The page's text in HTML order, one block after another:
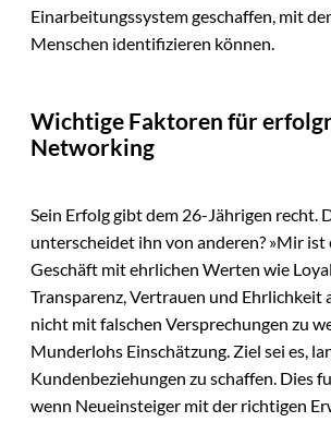
Einarbeitungssystem geschaffen, mit
Menschen identifizieren können.
Wichtige Faktoren für
Networking
Sein Erfolg gibt dem 26-Jährigen recht.
unterscheidet ihn von anderen? »Mir ist
Geschäft mit ehrlichen Werten wie
Transparenz, Vertrauen und Ehrlichkeit
nicht mit falschen Versprechungen zu
Munderlohs Einschätzung. Ziel sei es,
Kundenbeziehungen zu schaffen. Dies
wenn Neueinsteiger mit der richtigen